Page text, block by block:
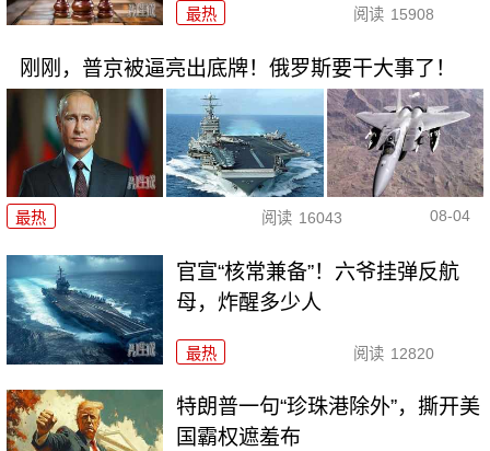
最热 阅读 15908
刚刚，普京被逼亮出底牌！俄罗斯要干大事了！
最热 阅读 16043 08-04
官宣“核常兼备”！六爷挂弹反航
母，炸醒多少人
最热 阅读 12820
特朗普一句“珍珠港除外”，撕开美
国霸权遮羞布